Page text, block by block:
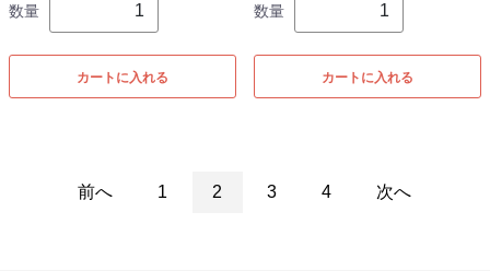
数量
カートに入れる
数量
カートに入れる
前へ 1 2 3 4 次へ